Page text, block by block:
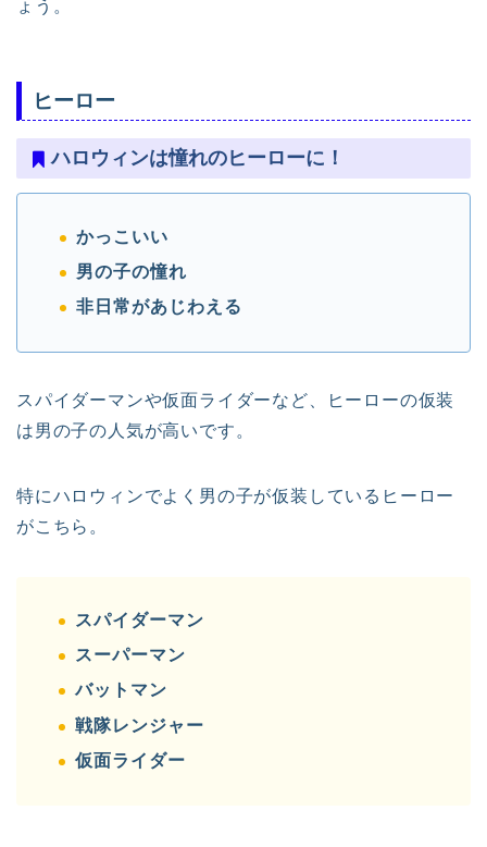
ょう。
ヒーロー
ハロウィンは憧れのヒーローに！
かっこいい
男の子の憧れ
非日常があじわえる
スパイダーマンや仮面ライダーなど、ヒーローの仮装
は男の子の人気が高いです。
特にハロウィンでよく男の子が仮装しているヒーロー
がこちら。
スパイダーマン
スーパーマン
バットマン
戦隊レンジャー
仮面ライダー